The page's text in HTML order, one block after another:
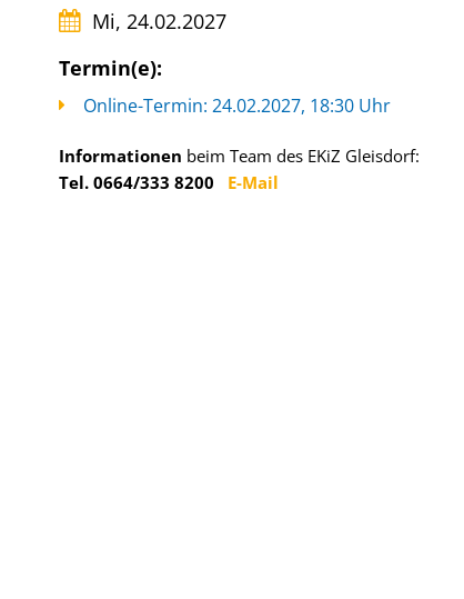
Mi, 24.02.2027
Termin(e):
Online-Termin: 24.02.2027, 18:30 Uhr
Informationen beim Team des EKiZ Gleisdorf:
Tel. 0664/333 8200 E-Mail